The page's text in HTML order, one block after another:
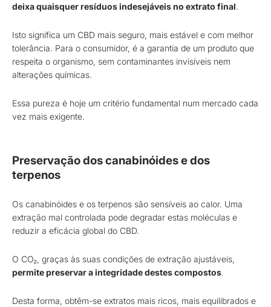
deixa quaisquer resíduos indesejáveis no extrato final.
Isto significa um CBD mais seguro, mais estável e com melhor
tolerância. Para o consumidor, é a garantia de um produto que
respeita o organismo, sem contaminantes invisíveis nem
alterações químicas.
Essa pureza é hoje um critério fundamental num mercado cada
vez mais exigente.
Preservação dos canabinóides e dos
terpenos
Os canabinóides e os terpenos são sensíveis ao calor. Uma
extração mal controlada pode degradar estas moléculas e
reduzir a eficácia global do CBD.
O CO₂, graças às suas condições de extração ajustáveis,
permite preservar a integridade destes compostos.
Desta forma, obtêm-se extratos mais ricos, mais equilibrados e